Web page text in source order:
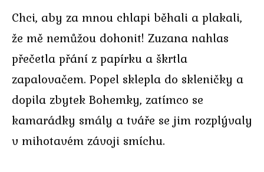
Chci, aby za mnou chlapi běhali a plakali,
že mě nemůžou dohonit! Zuzana nahlas
přečetla přání z papírku a škrtla
zapalovačem. Popel sklepla do skleničky a
dopila zbytek Bohemky, zatímco se
kamarádky smály a tváře se jim rozplývaly
v mihotavém závoji smíchu.